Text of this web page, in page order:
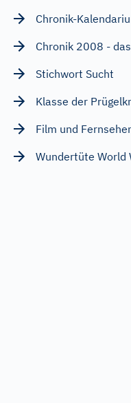
Chronik-
Chronik 2008 -
Stichwort Sucht
Klasse der
Film und
Wundertüte World